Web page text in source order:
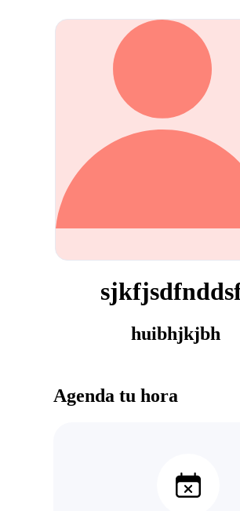
huibhjkjbh
Agenda tu hora